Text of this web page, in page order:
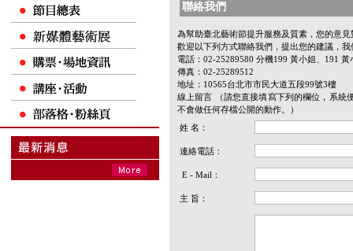
聯絡我們
為幫助臺北藝術節提升服務及質素，您的意
歡迎以下列方式聯絡我們，提出您的建議，
電話：02-25289580 分機199 黃小姐、191
傳真：02-25289512
地址：10565台北市市民大道五段99號3樓
線上留言 （請您直接填寫下列的欄位，系統
不會做任何存檔公開的動作。）
姓 名：
連絡電話：
E - Mail：
主 旨：